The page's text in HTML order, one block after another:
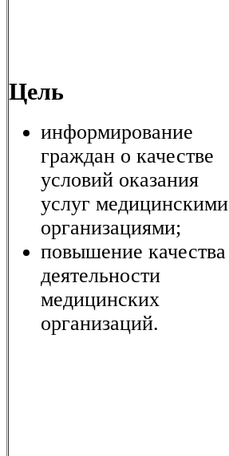
Цель
информирование
граждан о качестве
условий оказания
услуг медицинскими
организациями;
повышение качества
деятельности
медицинских
организаций.